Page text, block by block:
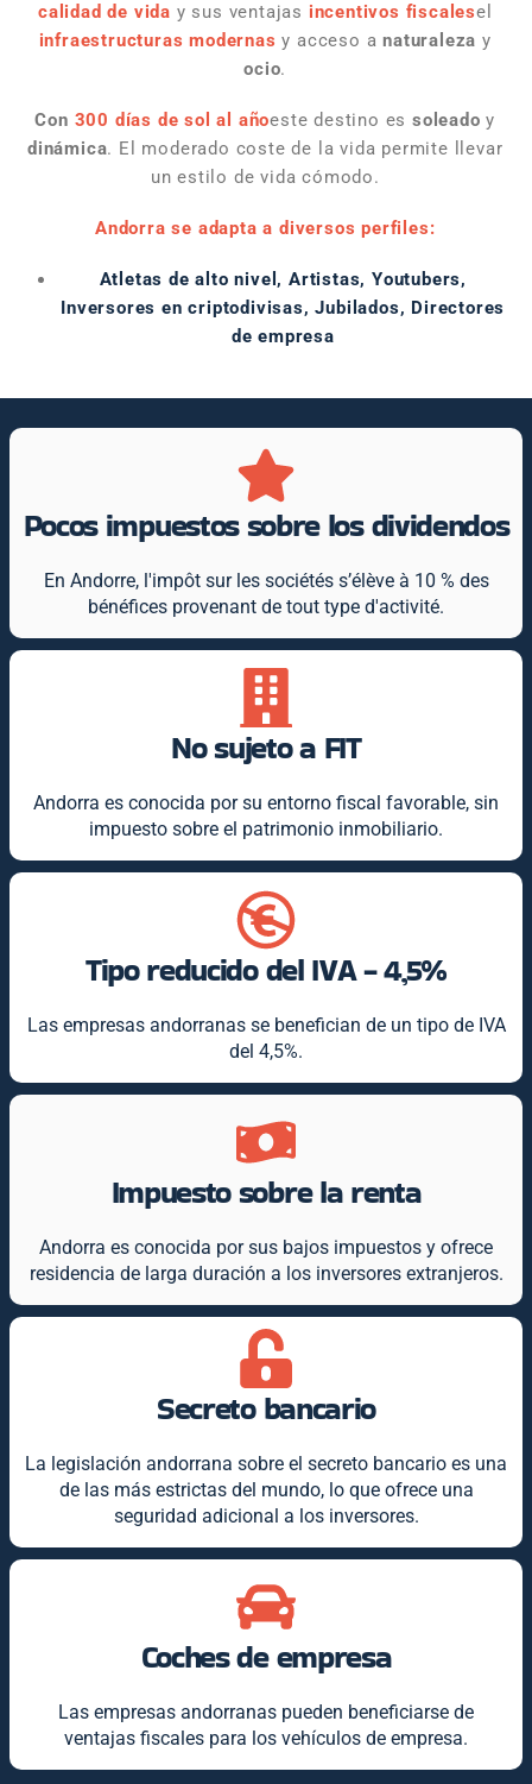
calidad de vida y sus ventajas incentivos fiscalesel
infraestructuras modernas y acceso anaturaleza y
ocio.
Con 300 días de sol al añoeste destino es soleado y
dinámica. El moderado coste de la vida permite llevar
un estilo de vida cómodo.
Andorra se adapta a diversos perfiles:
Atletas de alto nivel, Artistas, Youtubers,
Inversores en criptodivisas,Jubilados, Directores
de empresa
Pocos impuestos sobre los dividendos
En Andorre, l'impôt sur les sociétés s’élève à 10 % des
bénéfices provenant de tout type d'activité.
No sujeto a FIT
Andorra es conocida por su entorno fiscal favorable, sin
impuesto sobre el patrimonio inmobiliario.
Tipo reducido del IVA - 4,5%
Las empresas andorranas se benefician de un tipo de IVA
del 4,5%.
Impuesto sobre la renta
Andorra es conocida por sus bajos impuestos y ofrece
residencia de larga duración a los inversores extranjeros.
Secreto bancario
La legislación andorrana sobre el secreto bancario es una
de las más estrictas del mundo, lo que ofrece una
seguridad adicional a los inversores.
Coches de empresa
Las empresas andorranas pueden beneficiarse de
ventajas fiscales para los vehículos de empresa.